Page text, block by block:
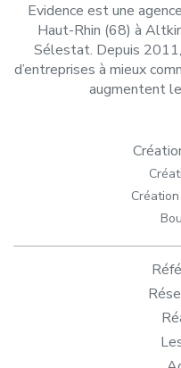
Evidence est une
Haut-Rhin (68) à
Sélestat. Depuis 2011,
d’entreprises à mieux
augmentent